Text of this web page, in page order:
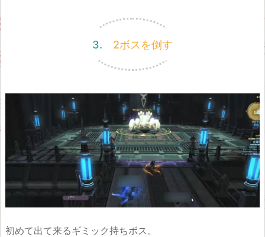
3. 2ボスを倒す
初めて出て来るギミック持ちボス。